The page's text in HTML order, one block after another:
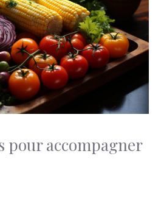
pour accompagner